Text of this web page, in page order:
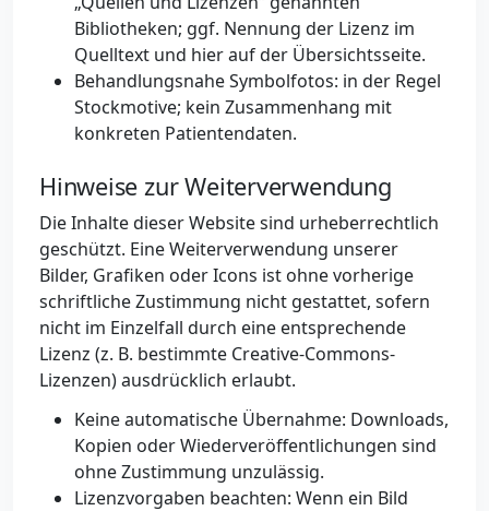
Bibliotheken; ggf. Nennung der Lizenz im
Quelltext und hier auf der Übersichtsseite.
Behandlungsnahe Symbolfotos: in der Regel
Stockmotive; kein Zusammenhang mit
konkreten Patientendaten.
Hinweise zur Weiterverwendung
Die Inhalte dieser Website sind urheberrechtlich
geschützt. Eine Weiterverwendung unserer
Bilder, Grafiken oder Icons ist ohne vorherige
schriftliche Zustimmung nicht gestattet, sofern
nicht im Einzelfall durch eine entsprechende
Lizenz (z. B. bestimmte Creative-Commons-
Lizenzen) ausdrücklich erlaubt.
Keine automatische Übernahme: Downloads,
Kopien oder Wiederveröffentlichungen sind
ohne Zustimmung unzulässig.
Lizenzvorgaben beachten: Wenn ein Bild